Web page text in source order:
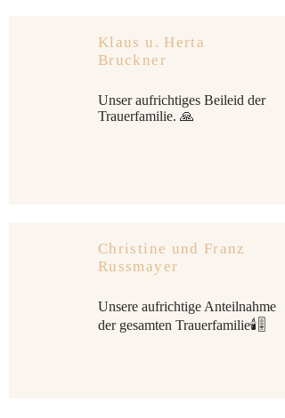
Klaus u. Herta
Bruckner
Unser aufrichtiges Beileid der
Trauerfamilie. 🙏
Christine und Franz
Russmayer
Unsere aufrichtige Anteilnahme
der gesamten Trauerfamilie🕯🎚